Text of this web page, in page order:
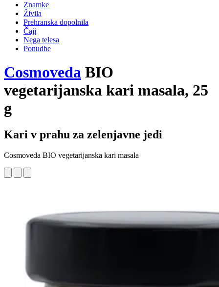
Znamke
Živila
Prehranska dopolnila
Čaji
Nega telesa
Ponudbe
Cosmoveda BIO
vegetarijanska kari masala, 25
g
Kari v prahu za zelenjavne jedi
Cosmoveda BIO vegetarijanska kari masala